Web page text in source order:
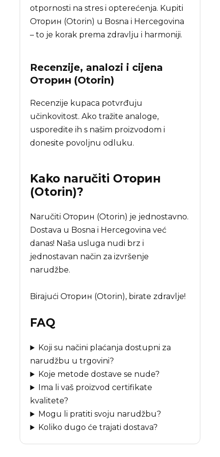
otpornosti na stres i opterećenja. Kupiti
Оторин (Otorin) u Bosna i Hercegovina
– to je korak prema zdravlju i harmoniji.
Recenzije, analozi i cijena
Оторин (Otorin)
Recenzije kupaca potvrđuju
učinkovitost. Ako tražite analoge,
usporedite ih s našim proizvodom i
donesite povoljnu odluku.
Kako naručiti Оторин
(Otorin)?
Naručiti Оторин (Otorin) je jednostavno.
Dostava u Bosna i Hercegovina već
danas! Naša usluga nudi brz i
jednostavan način za izvršenje
narudžbe.
Birajući Оторин (Otorin), birate zdravlje!
FAQ
Koji su načini plaćanja dostupni za
narudžbu u trgovini?
Koje metode dostave se nude?
Ima li vaš proizvod certifikate
kvalitete?
Mogu li pratiti svoju narudžbu?
Koliko dugo će trajati dostava?